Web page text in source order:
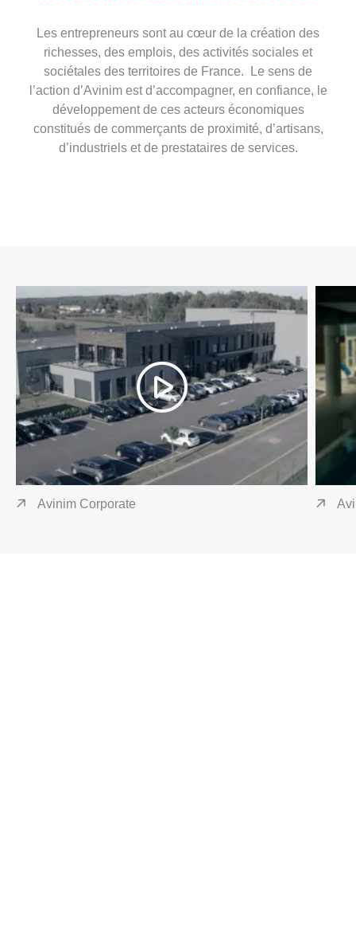
Les entrepreneurs sont au cœur de la création des
richesses, des emplois, des activités sociales et
sociétales des territoires de France. Le sens de
l’action d’Avinim est d’accompagner, en confiance, le
développement de ces acteurs économiques
constitués de commerçants de proximité, d’artisans,
d’industriels et de prestataires de services.
GLISSER
Avinim Corporate